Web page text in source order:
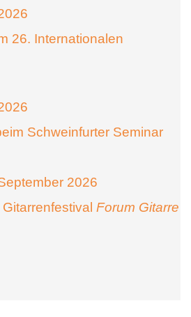
26. Internationalen
Schweinfurter Seminar
2026
Forum Gitarre